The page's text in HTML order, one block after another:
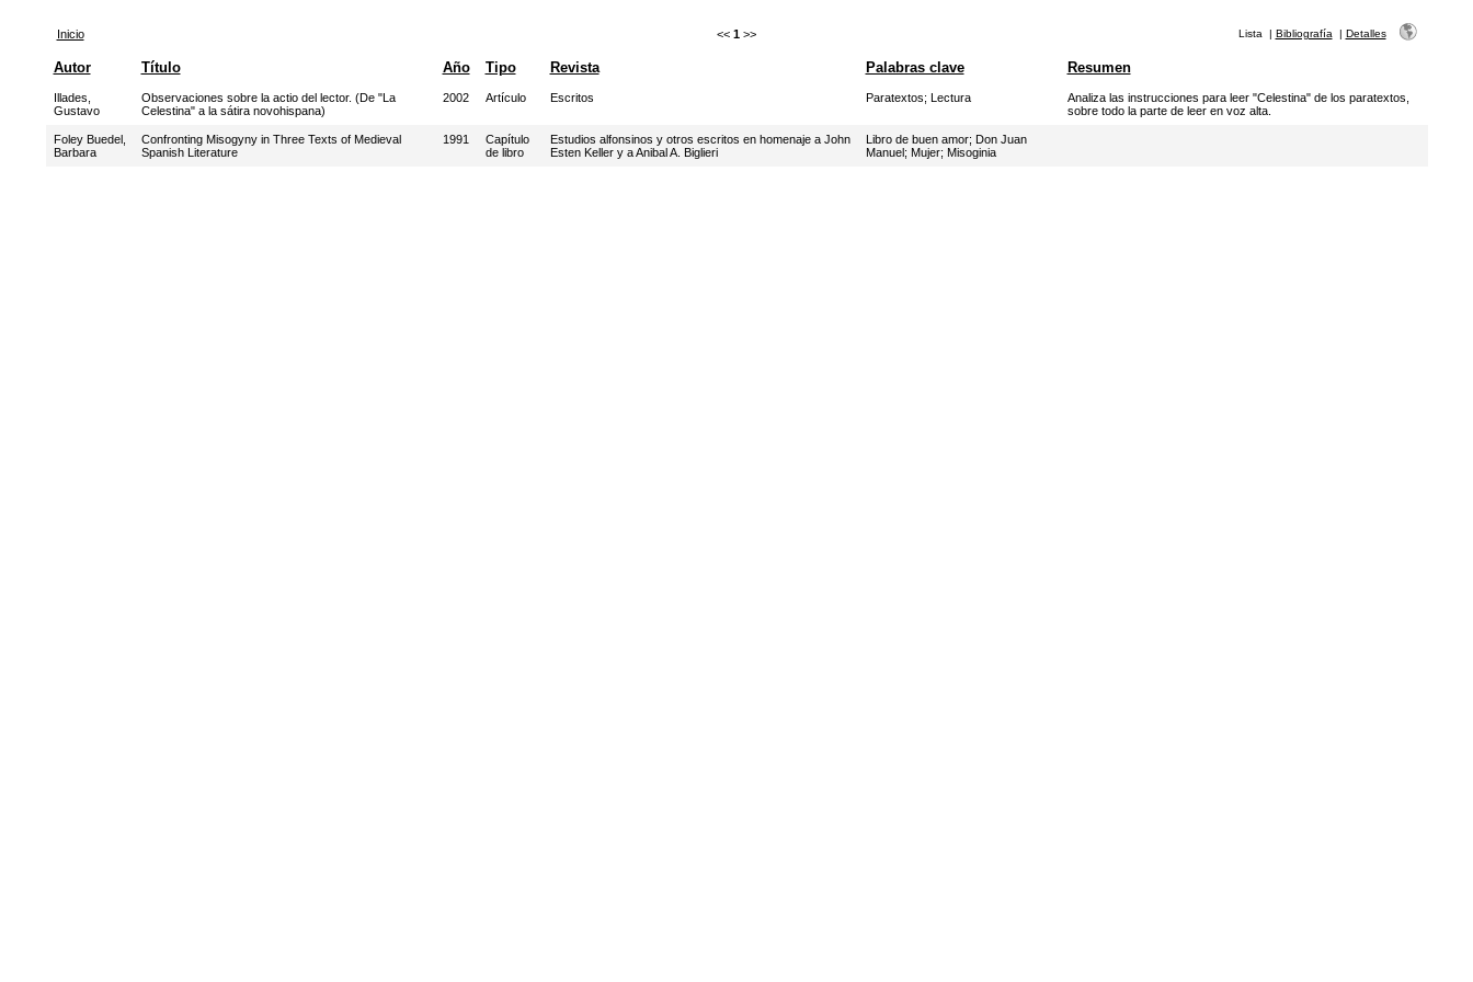
Inicio << 1 >> Lista | Bibliografía | Detalles
Autor Título Año Tipo Revista Palabras clave Resumen
Illades,
Gustavo
Observaciones sobre la actio del lector. (De "La
Celestina" a la sátira novohispana)
2002 Artículo Escritos Paratextos; Lectura
Analiza las instrucciones para leer "Celestina" de los paratextos,
sobre todo la parte de leer en voz alta.
Foley Buedel,
Barbara
Confronting Misogyny in Three Texts of Medieval
Spanish Literature
1991
Capítulo
de libro
Estudios alfonsinos y otros escritos en homenaje a John
Esten Keller y a Anibal A. Biglieri
Libro de buen amor; Don Juan
Manuel; Mujer; Misoginia